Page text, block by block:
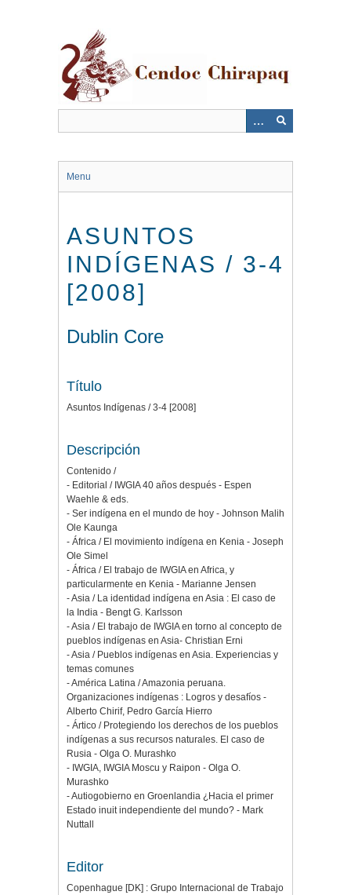
Menu
ASUNTOS
INDÍGENAS / 3-4
[2008]
Dublin Core
Título
Asuntos Indígenas / 3-4 [2008]
Descripción
Contenido /
- Editorial / IWGIA 40 años después - Espen
Waehle & eds.
- Ser indígena en el mundo de hoy - Johnson Malih
Ole Kaunga
- África / El movimiento indígena en Kenia - Joseph
Ole Simel
- África / El trabajo de IWGIA en Africa, y
particularmente en Kenia - Marianne Jensen
- Asia / La identidad indígena en Asia : El caso de
la India - Bengt G. Karlsson
- Asia / El trabajo de IWGIA en torno al concepto de
pueblos indígenas en Asia- Christian Erni
- Asia / Pueblos indígenas en Asia. Experiencias y
temas comunes
- América Latina / Amazonia peruana.
Organizaciones indígenas : Logros y desafíos -
Alberto Chirif, Pedro García Hierro
- Ártico / Protegiendo los derechos de los pueblos
indígenas a sus recursos naturales. El caso de
Rusia - Olga O. Murashko
- IWGIA, IWGIA Moscu y Raipon - Olga O.
Murashko
- Autiogobierno en Groenlandia ¿Hacia el primer
Estado inuit independiente del mundo? - Mark
Nuttall
Editor
Copenhague [DK] : Grupo Internacional de Trabajo